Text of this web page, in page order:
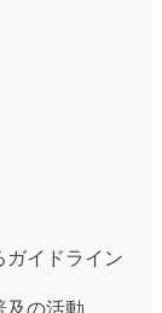
ガイドライン